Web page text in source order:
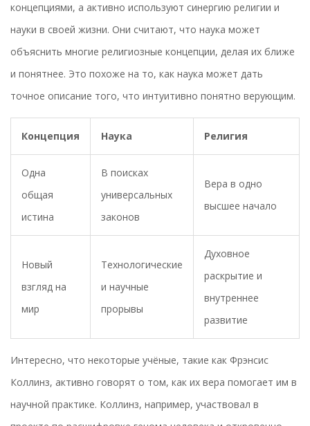
концепциями, а активно используют синергию религии и
науки в своей жизни. Они считают, что наука может
объяснить многие религиозные концепции, делая их ближе
и понятнее. Это похоже на то, как наука может дать
точное описание того, что интуитивно понятно верующим.
Концепция Наука Религия
Одна
общая
истина
В поисках
универсальных
законов
Вера в одно
высшее начало
Новый
взгляд на
мир
Технологические
и научные
прорывы
Духовное
раскрытие и
внутреннее
развитие
Интересно, что некоторые учёные, такие как Фрэнсис
Коллинз, активно говорят о том, как их вера помогает им в
научной практике. Коллинз, например, участвовал в